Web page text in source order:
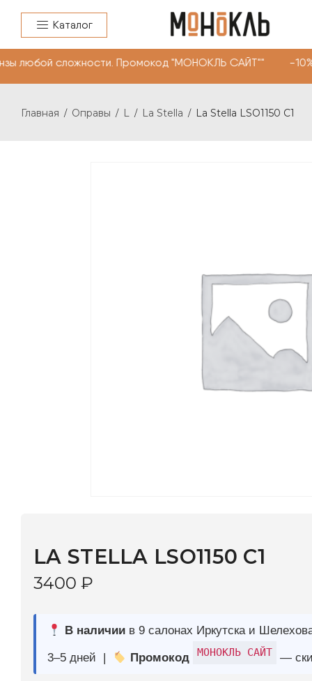
Каталог
сложности. Промокод "МОНОКЛЬ САЙТ"" -
Главная / Оправы / L / La Stella / La Stella LSO1150 C1
3–5 дней | Промокод — скидка 10%